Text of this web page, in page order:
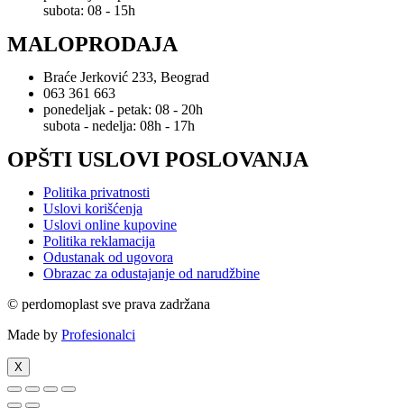
subota: 08 - 15h
MALOPRODAJA
Braće Jerković 233, Beograd
063 361 663
ponedeljak - petak: 08 - 20h
subota - nedelja: 08h - 17h
OPŠTI USLOVI POSLOVANJA
Politika privatnosti
Uslovi korišćenja
Uslovi online kupovine
Politika reklamacija
Odustanak od ugovora
Obrazac za odustajanje od narudžbine
© perdomoplast sve prava zadržana
Made by Profesionalci
X